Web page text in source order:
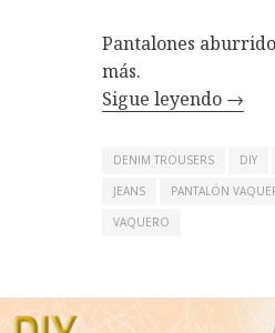
Pantalones
más.
Sigue leyendo →
DENIM TROUSERS DIY
JEANS
PANTALÓN
VAQUERO